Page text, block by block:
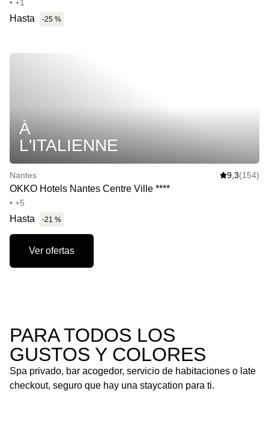
• +1
Hasta -25 %
À
L'ITALIENNE
Nantes 9,3(154)
OKKO Hotels Nantes Centre Ville ****
• +5
Hasta -21 %
Ver ofertas
PARA TODOS LOS
GUSTOS Y COLORES
Spa privado, bar acogedor, servicio de habitaciones o late
checkout, seguro que hay una staycation para ti.